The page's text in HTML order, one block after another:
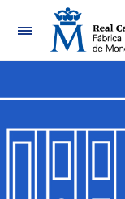
Mostrar/